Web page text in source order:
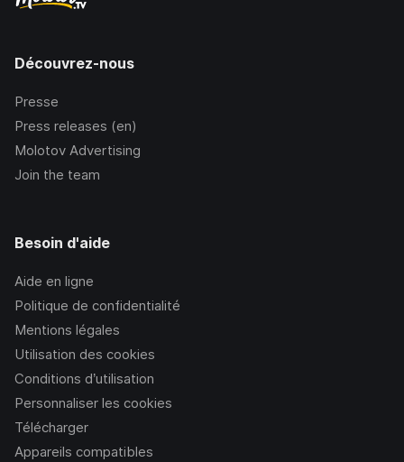
Découvrez-nous
Presse
Press releases (en)
Molotov Advertising
Join the team
Besoin d'aide
Aide en ligne
Politique de confidentialité
Mentions légales
Utilisation des cookies
Conditions d’utilisation
Personnaliser les cookies
Télécharger
Appareils compatibles